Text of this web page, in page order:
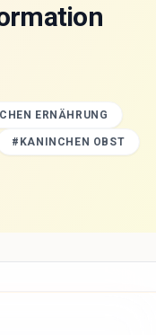
ERNÄHRUNG
# KANINCHEN OBST